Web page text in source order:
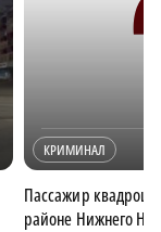
КРИМИНАЛ
Пассажир
районе Нижнего